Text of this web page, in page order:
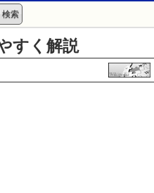
検索
すく解説